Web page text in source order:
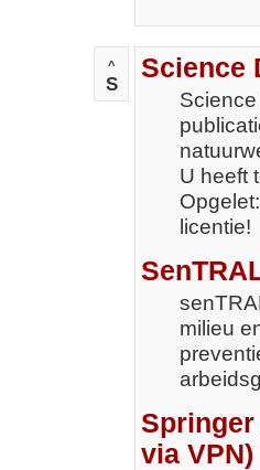
^
S
Science
U heeft
licentie!
milieu
via VPN)